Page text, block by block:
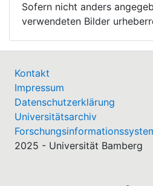
Sofern nicht anders
verwendeten Bilder
Kontakt
Impressum
Datenschutzerklärung
Universitätsarchiv
2025 - Universität Bamberg